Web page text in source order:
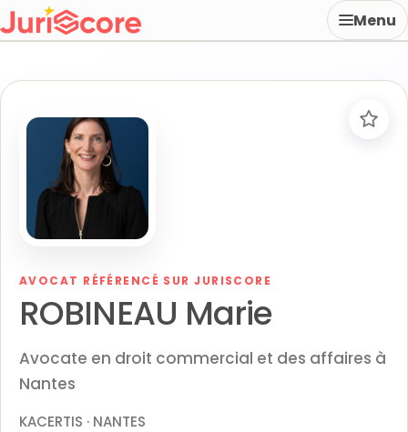
Menu
AVOCAT RÉFÉRENCÉ SUR JURISCORE
ROBINEAU Marie
Avocate en droit commercial et des affaires à
Nantes
KACERTIS · NANTES